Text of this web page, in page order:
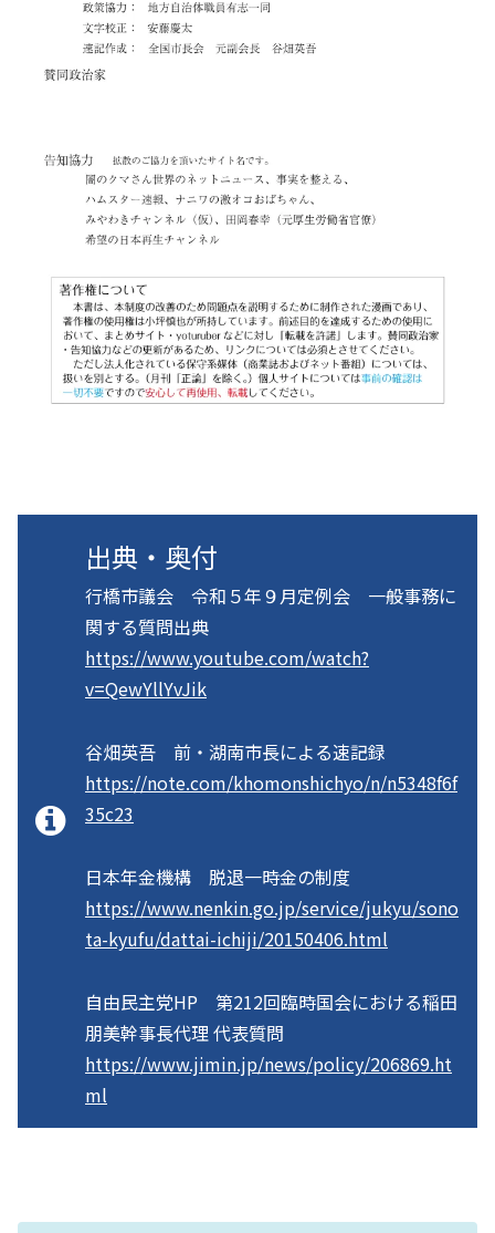
出典・奥付
行橋市議会 令和５年９月定例会 一般事務に
関する質問出典
https://www.youtube.com/watch?
v=QewYllYvJik
谷畑英吾 前・湖南市長による速記録
https://note.com/khomonshichyo/n/n5348f6f
35c23
日本年金機構 脱退一時金の制度
https://www.nenkin.go.jp/service/jukyu/sono
ta-kyufu/dattai-ichiji/20150406.html
自由民主党HP 第212回臨時国会における稲田
朋美幹事長代理 代表質問
https://www.jimin.jp/news/policy/206869.ht
ml